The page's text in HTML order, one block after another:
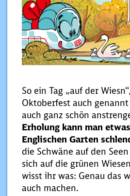
So ein Tag „auf der
Oktoberfest auch
auch ganz schön
Erholung kann man
Englischen Garten
die Schwäne auf den
sich auf die grünen
wisst ihr was: Genau das
auch machen.